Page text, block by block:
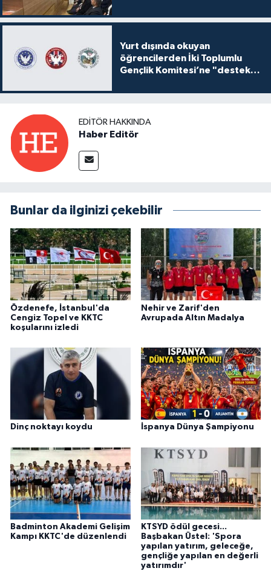
Yurt dışında okuyan
öğrencilerden İki Toplumlu
Gençlik Komitesi’ne "destek
EDITÖR HAKKINDA
Haber Editör
Bunlar da ilginizi çekebilir
Özdenefe, İstanbul'da
Cengiz Topel ve KKTC
koşularını izledi
Nehir ve Zarif'den
Avrupada Altın Madalya
Dinç noktayı koydu İspanya Dünya Şampiyonu
Badminton Akademi Gelişim
Kampı KKTC'de düzenlendi
KTSYD ödül gecesi...
Başbakan Üstel: 'Spora
yapılan yatırım, geleceğe,
gençliğe yapılan en değerli
yatırımdır'